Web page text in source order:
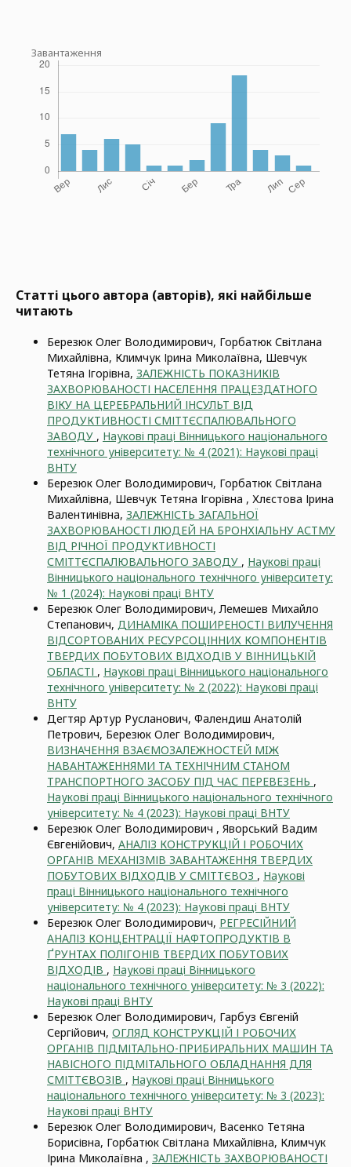
Завантаження
Статті цього автора (авторів), які найбільше
читають
Березюк Олег Володимирович, Горбатюк Світлана
Михайлівна, Климчук Ірина Миколаївна, Шевчук
Тетяна Ігорівна, ЗАЛЕЖНІСТЬ ПОКАЗНИКІВ
ЗАХВОРЮВАНОСТІ НАСЕЛЕННЯ ПРАЦЕЗДАТНОГО
ВІКУ НА ЦЕРЕБРАЛЬНИЙ ІНСУЛЬТ ВІД
ПРОДУКТИВНОСТІ СМІТТЄСПАЛЮВАЛЬНОГО
ЗАВОДУ , Наукові праці Вінницького національного
технічного університету: № 4 (2021): Наукові праці
ВНТУ
Березюк Олег Володимирович, Горбатюк Світлана
Михайлівна, Шевчук Тетяна Ігорівна , Хлєстова Ірина
Валентинівна, ЗАЛЕЖНІСТЬ ЗАГАЛЬНОЇ
ЗАХВОРЮВАНОСТІ ЛЮДЕЙ НА БРОНХІАЛЬНУ АСТМУ
ВІД РІЧНОЇ ПРОДУКТИВНОСТІ
СМІТТЄСПАЛЮВАЛЬНОГО ЗАВОДУ , Наукові праці
Вінницького національного технічного університету:
№ 1 (2024): Наукові праці ВНТУ
Березюк Олег Володимирович, Лемешев Михайло
Степанович, ДИНАМІКА ПОШИРЕНОСТІ ВИЛУЧЕННЯ
ВІДСОРТОВАНИХ РЕСУРСОЦІННИХ КОМПОНЕНТІВ
ТВЕРДИХ ПОБУТОВИХ ВІДХОДІВ У ВІННИЦЬКІЙ
ОБЛАСТІ , Наукові праці Вінницького національного
технічного університету: № 2 (2022): Наукові праці
ВНТУ
Дегтяр Артур Русланович, Фалендиш Анатолій
Петрович, Березюк Олег Володимирович,
ВИЗНАЧЕННЯ ВЗАЄМОЗАЛЕЖНОСТЕЙ МIЖ
НАВАНТАЖЕННЯМИ ТА ТЕХНІЧНИМ СТАНОМ
ТРАНСПОРТНОГО ЗАСОБУ ПІД ЧАС ПЕРЕВЕЗЕНЬ ,
Наукові праці Вінницького національного технічного
університету: № 4 (2023): Наукові праці ВНТУ
Березюк Олег Володимирович , Яворський Вадим
Євгенійович, АНАЛІЗ КОНСТРУКЦІЙ І РОБОЧИХ
ОРГАНІВ МЕХАНІЗМІВ ЗАВАНТАЖЕННЯ ТВЕРДИХ
ПОБУТОВИХ ВІДХОДІВ У СМІТТЄВОЗ , Наукові
праці Вінницького національного технічного
університету: № 4 (2023): Наукові праці ВНТУ
Березюк Олег Володимирович, РЕГРЕСІЙНИЙ
АНАЛІЗ КОНЦЕНТРАЦІЇ НАФТОПРОДУКТІВ В
ҐРУНТАХ ПОЛІГОНІВ ТВЕРДИХ ПОБУТОВИХ
ВІДХОДІВ , Наукові праці Вінницького
національного технічного університету: № 3 (2022):
Наукові праці ВНТУ
Березюк Олег Володимирович, Гарбуз Євгеній
Сергійович, ОГЛЯД КОНСТРУКЦІЙ І РОБОЧИХ
ОРГАНІВ ПІДМІТАЛЬНО-ПРИБИРАЛЬНИХ МАШИН ТА
НАВІСНОГО ПІДМІТАЛЬНОГО ОБЛАДНАННЯ ДЛЯ
СМІТТЄВОЗІВ , Наукові праці Вінницького
національного технічного університету: № 3 (2023):
Наукові праці ВНТУ
Березюк Олег Володимирович, Васенко Тетяна
Борисівна, Горбатюк Світлана Михайлівна, Климчук
Ірина Миколаївна , ЗАЛЕЖНІСТЬ ЗАХВОРЮВАНОСТІ